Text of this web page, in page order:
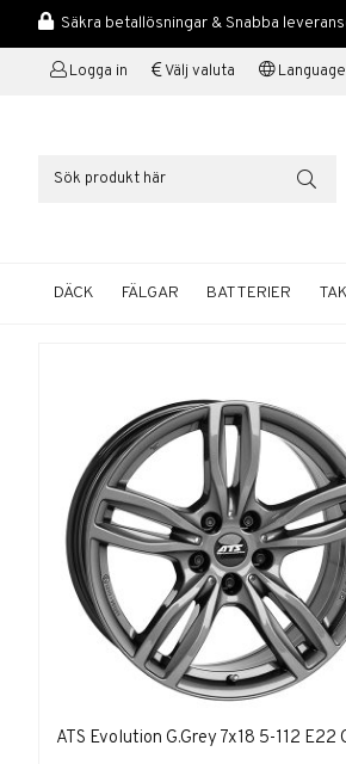
Säkra betallösningar & Snabba
Logga in Välj valuta Language
DÄCK FÄLGAR BATTERIER
ATS Evolution G.Grey 7x18 5-112 E22